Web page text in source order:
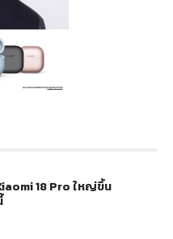
18 Pro ใหญ่ขึ้น